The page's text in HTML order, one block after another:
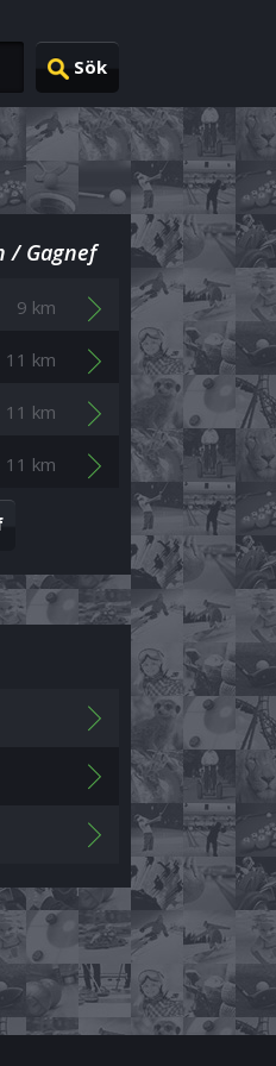
/ Gagnef
9 km
11 km
11 km
11 km